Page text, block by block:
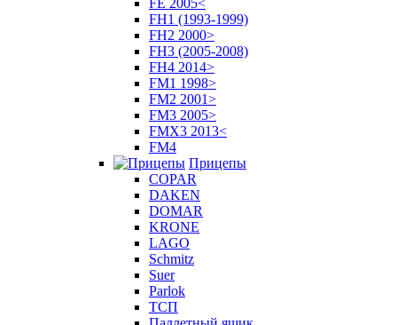
FE 2005<
FH1 (1993-1999)
FH2 2000>
FH3 (2005-2008)
FH4 2014>
FM1 1998>
FM2 2001>
FM3 2005>
FMX3 2013<
FM4
Прицепы
COPAR
DAKEN
DOMAR
KRONE
LAGO
Schmitz
Suer
Parlok
ТСП